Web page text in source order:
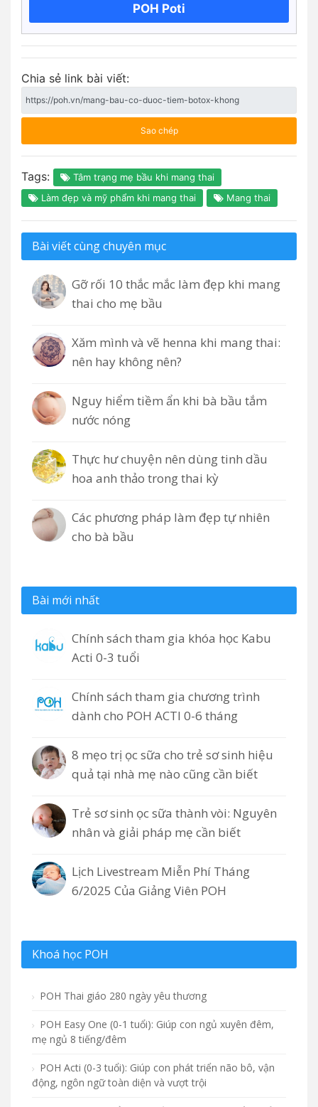
POH Poti
Chia sẻ link bài viết:
Sao chép
Tags:
Tâm trạng mẹ bầu khi mang thai
Làm đẹp và mỹ phẩm khi mang thai
Mang thai
Bài viết cùng chuyên mục
Gỡ rối 10 thắc mắc làm đẹp khi mang
thai cho mẹ bầu
Xăm mình và vẽ henna khi mang thai:
nên hay không nên?
Nguy hiểm tiềm ẩn khi bà bầu tắm
nước nóng
Thực hư chuyện nên dùng tinh dầu
hoa anh thảo trong thai kỳ
Các phương pháp làm đẹp tự nhiên
cho bà bầu
Bài mới nhất
Chính sách tham gia khóa học Kabu
Acti 0-3 tuổi
Chính sách tham gia chương trình
dành cho POH ACTI 0-6 tháng
8 mẹo trị ọc sữa cho trẻ sơ sinh hiệu
quả tại nhà mẹ nào cũng cần biết
Trẻ sơ sinh ọc sữa thành vòi: Nguyên
nhân và giải pháp mẹ cần biết
Lịch Livestream Miễn Phí Tháng
6/2025 Của Giảng Viên POH
Khoá học POH
POH Thai giáo 280 ngày yêu thương
POH Easy One (0-1 tuổi): Giúp con ngủ xuyên đêm,
mẹ ngủ 8 tiếng/đêm
POH Acti (0-3 tuổi): Giúp con phát triển não bô, vận
động, ngôn ngữ toàn diện và vượt trội